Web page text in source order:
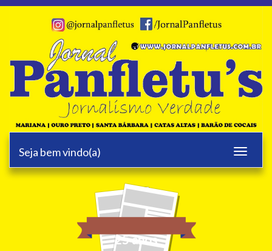
Toggle
Seja bem vindo(a)
25 anos